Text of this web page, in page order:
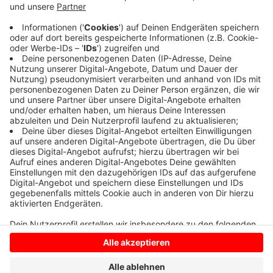
Die Preußen holen einen knappen 2 zu 1 Heimsieg
gegen Unterhaching. Es war ein echter Zittersieg, denn
Unterhaching machte zum Ende des Spiels viel Druck.
Die Preußen bleiben auf einem Abstiegsplatz. Das
rettende Ufer ist aber nicht mehr weit.
Anzeige
Anzeige